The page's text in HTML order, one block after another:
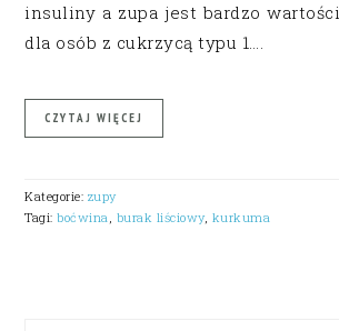
insuliny a zupa jest bardzo
dla osób z cukrzycą typu 1….
CZYTAJ WIĘCEJ
Kategorie: zupy
Tagi:boćwina, burak liściowy, kurkuma